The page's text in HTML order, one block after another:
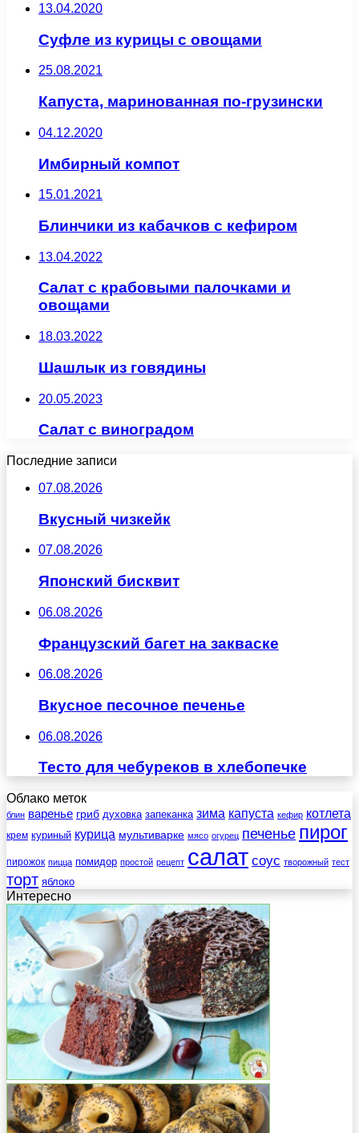
13.04.2020
Суфле из курицы с овощами
25.08.2021
Капуста, маринованная по-грузински
04.12.2020
Имбирный компот
15.01.2021
Блинчики из кабачков с кефиром
13.04.2022
Салат с крабовыми палочками и
овощами
18.03.2022
Шашлык из говядины
20.05.2023
Салат с виноградом
Последние записи
07.08.2026
Вкусный чизкейк
07.08.2026
Японский бисквит
06.08.2026
Французский багет на закваске
06.08.2026
Вкусное песочное печенье
06.08.2026
Тесто для чебуреков в хлебопечке
Облако меток
блин варенье гриб духовка запеканка зима капуста кефир котлета
крем куриный курица мультиварке мясо огурец печенье пирог
пирожок пицца помидор простой рецепт салат соус творожный тест
торт яблоко
Интересно